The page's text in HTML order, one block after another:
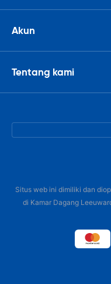
Akun
Tentang kami
Situs web ini dimiliki dan
di Kamar Dagang